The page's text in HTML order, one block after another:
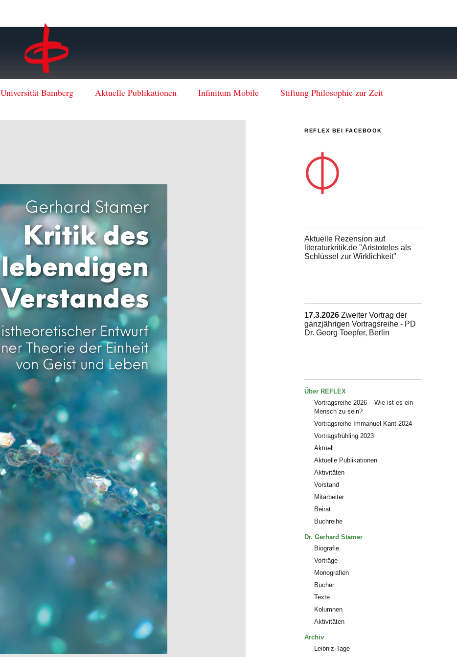
Bamberg Aktuelle Publikationen Infinitum Mobile Stiftung Philosophie zur Zeit
REFLEX BEI FACEBOOK
Aktuelle Rezension auf
literaturkritik.de "Aristoteles als
Schlüssel zur Wirklichkeit"
17.3.2026 Zweiter Vortrag der
ganzjährigen Vortragsreihe - PD
Dr. Georg Toepfer, Berlin
Über REFLEX
Vortragsreihe 2026 – Wie ist es ein
Mensch zu sein?
Vortragsreihe Immanuel Kant 2024
Vortragsfrühling 2023
Aktuell
Aktuelle Publikationen
Aktivitäten
Vorstand
Mitarbeiter
Beirat
Buchreihe
Dr. Gerhard Stamer
Biografie
Vorträge
Monografien
Bücher
Texte
Kolumnen
Aktivitäten
Archiv
Leibniz-Tage